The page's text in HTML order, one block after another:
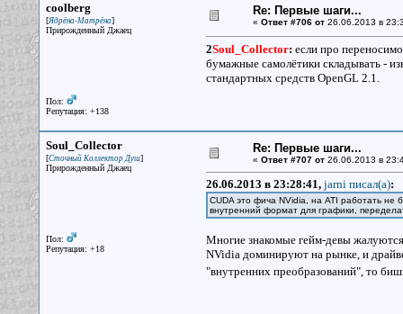
coolberg
[Ядрёна-Матрёна]
Прирожденный Джаец
Пол:
Репутация: +138
Re: Первые шаги...
« Ответ #706 от26.06.2013 в
2Soul_Collector: если про
бумажные самолётики складывать -
стандартных средств OpenGL 2.1.
Soul_Collector
[Сточный Коллектор Душ]
Прирожденный Джаец
Пол:
Репутация: +18
Re: Первые шаги...
« Ответ #707 от26.06.2013 в
26.06.2013 в 23:28:41, jarni писал(a):
CUDA это фича NVidia, на ATI работать не
внутренний формат для графики,
Многие знакомые гейм-девы
NVidia доминируют на рынке, и
"внутренних преобразований", то